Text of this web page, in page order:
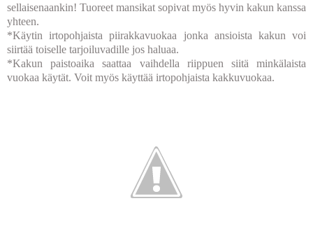
sellaisenaankin! Tuoreet mansikat sopivat myös hyvin kakun kanssa
yhteen.
*Käytin irtopohjaista piirakkavuokaa jonka ansioista kakun voi
siirtää toiselle tarjoiluvadille jos haluaa.
*Kakun paistoaika saattaa vaihdella riippuen siitä minkälaista
vuokaa käytät. Voit myös käyttää irtopohjaista kakkuvuokaa.